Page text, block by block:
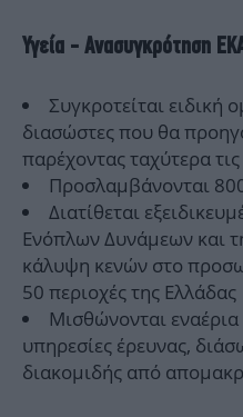
Υγεία - Ανασυγκρότηση
Συγκροτείται ειδική
διασώστες που θα
παρέχοντας ταχύτερα
Προσλαμβάνονται
Διατίθεται
Ενόπλων Δυνάμεων και
κάλυψη κενών στο
50 περιοχές της Ελλάδας
Μισθώνονται
υπηρεσίες έρευνας,
διακομιδής από